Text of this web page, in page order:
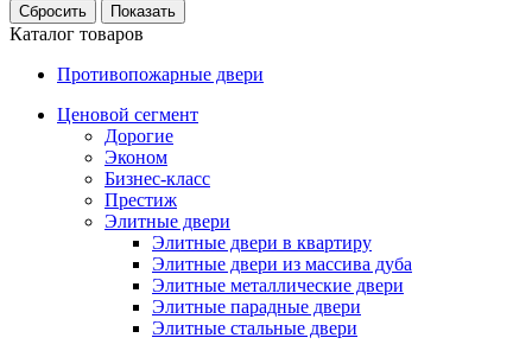
Каталог товаров
Противопожарные двери
Ценовой сегмент
Дорогие
Эконом
Бизнес-класс
Престиж
Элитные двери
Элитные двери в квартиру
Элитные двери из массива дуба
Элитные металлические двери
Элитные парадные двери
Элитные стальные двери